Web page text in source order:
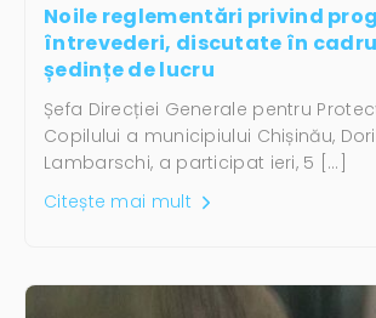
Noile reglementări privind
întrevederi, discutate în
ședințe de lucru
Șefa Direcției Generale pentru
Copilului a municipiului Chișinău,
Lambarschi, a participat ieri, 5 […]
Citește mai mult